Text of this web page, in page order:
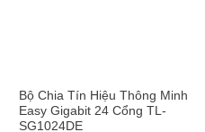
Bộ Chia Tín Hiệu Thông Minh
Easy Gigabit 24 Cổng TL-
SG1024DE